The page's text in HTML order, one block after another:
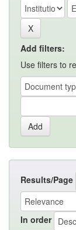
Add filters:
Use filters to
Results/Page
In order